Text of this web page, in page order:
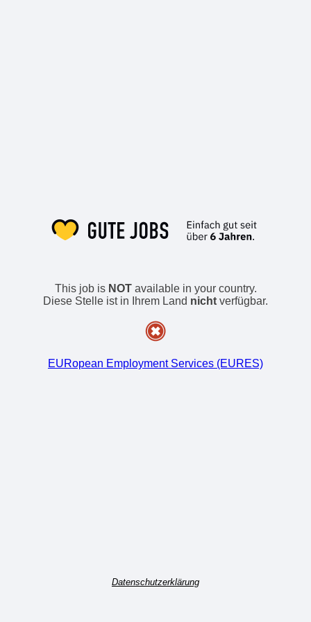
This job is NOTavailable in your country.
Diese Stelle ist in Ihrem Land nicht verfügbar.
EURopean Employment Services (EURES)
Datenschutzerklärung